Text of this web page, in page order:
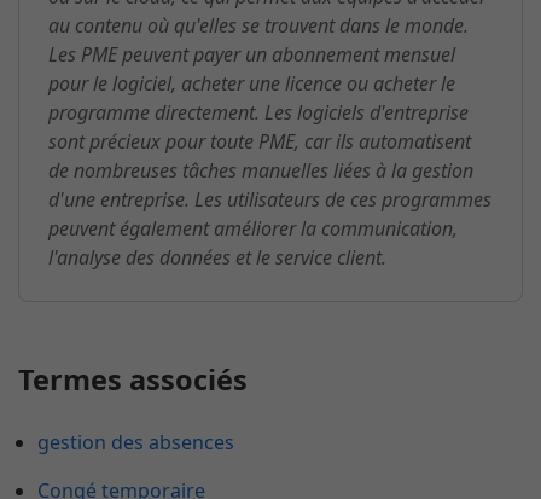
au contenu où qu'elles se trouvent dans le monde.
Les PME peuvent payer un abonnement mensuel
pour le logiciel, acheter une licence ou acheter le
programme directement. Les logiciels d'entreprise
sont précieux pour toute PME, car ils automatisent
de nombreuses tâches manuelles liées à la gestion
d'une entreprise. Les utilisateurs de ces programmes
peuvent également améliorer la communication,
l'analyse des données et le service client.
Termes associés
gestion des absences
Congé temporaire